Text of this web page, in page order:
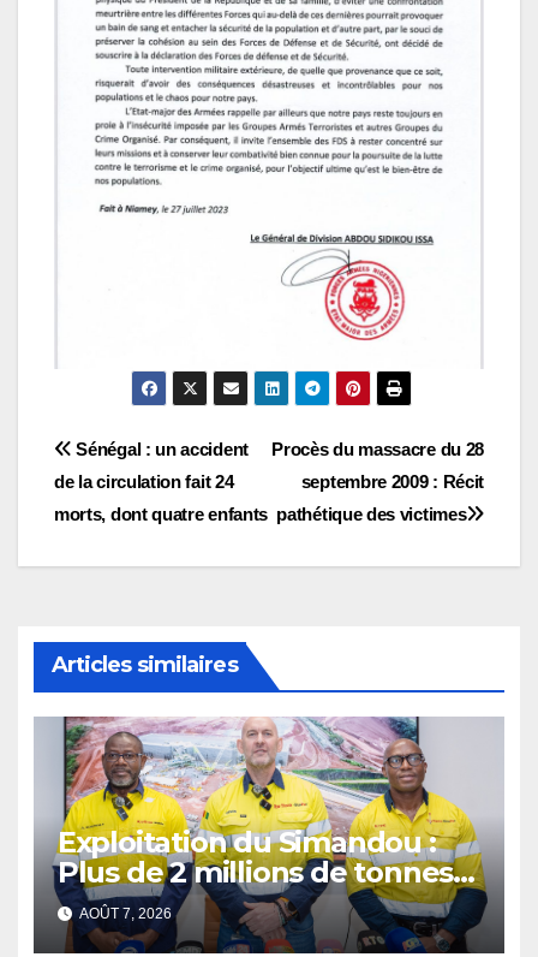
Navigation
de
l’article
Procès du massacre du 28
septembre 2009 : Récit
pathétique des victimes
Sénégal : un accident
de la circulation fait 24
morts, dont quatre enfants
Articles similaires
Exploitation du Simandou :
Plus de 2 millions de tonnes
de fer exportées
AOÛT 7, 2026